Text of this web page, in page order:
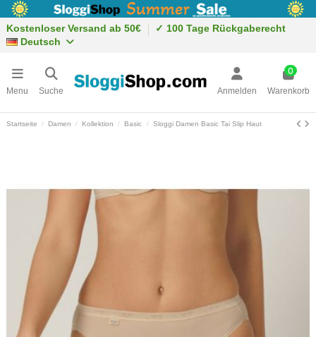
Kostenloser Versand ab 50€
✓ 100 Tage Rückgaberecht
Deutsch
Menu Suche Anmelden
0
Warenkorb
Startseite Damen Kollektion Basic Sloggi Damen Basic Tai Slip Haut